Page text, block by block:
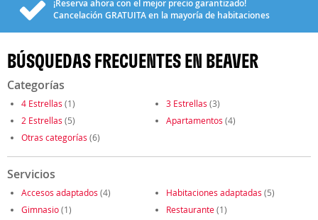
¡Reserva ahora con el mejor precio garantizado!
Cancelación GRATUITAen la mayoría de habitaciones
BÚSQUEDAS FRECUENTES EN BEAVER
Categorías
4 Estrellas (1) 3 Estrellas (3)
2 Estrellas (5) Apartamentos (4)
Otras categorías (6)
Servicios
Accesos adaptados (4) Habitaciones adaptadas (5)
Gimnasio(1) Restaurante(1)